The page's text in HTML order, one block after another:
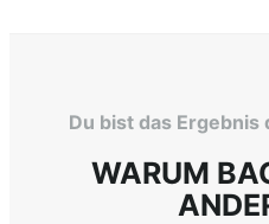
Du bist das
WARUM